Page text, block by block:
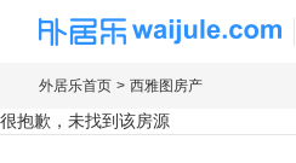
海外房产信息平台
外居乐首页 西雅图房产
很抱歉，未找到该房源